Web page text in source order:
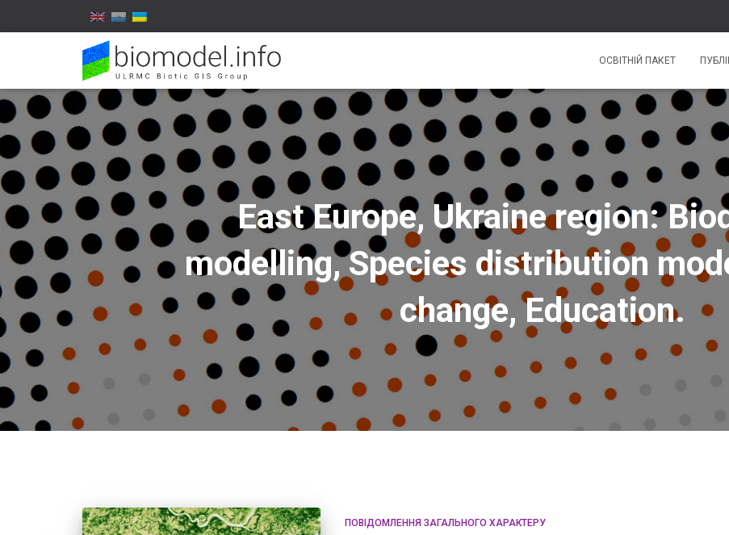
ОСВІТНІЙ ПАКЕТ
East Europe, Ukraine region:
modelling, Species distribution
change, Education.
ПОВІДОМЛЕННЯ ЗАГАЛЬНОГО ХАРАКТЕРУ